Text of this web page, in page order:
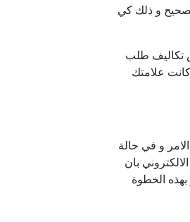
و ذلك كي
تكاليف طلب
علامتك
و في حالة
بان
الخطوة